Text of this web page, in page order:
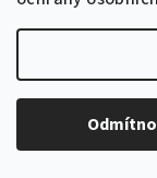
location_on
star 4,9